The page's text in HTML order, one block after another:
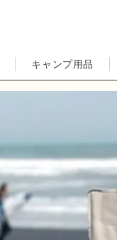
キャンプ用品